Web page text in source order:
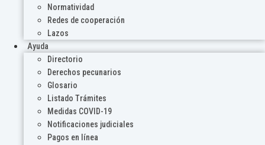
Normatividad
Redes de cooperación
Lazos
Ayuda
Directorio
Derechos pecunarios
Glosario
Listado Trámites
Medidas COVID-19
Notificaciones judiciales
Pagos en línea